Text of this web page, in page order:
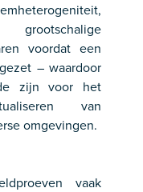
grootschalige
voordat een
– waardoor
zijn voor het
van
omgevingen.
vaak